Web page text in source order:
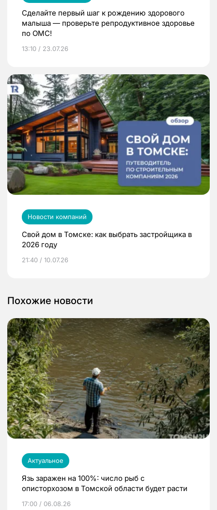
Сделайте первый шаг к рождению здорового
малыша — проверьте репродуктивное здоровье
по ОМС!
13:10 / 23.07.26
Новости компаний
Свой дом в Томске: как выбрать застройщика в
2026 году
21:40 / 10.07.26
Похожие новости
Актуальное
Язь заражен на 100%: число рыб с
описторхозом в Томской области будет расти
17:00 / 06.08.26